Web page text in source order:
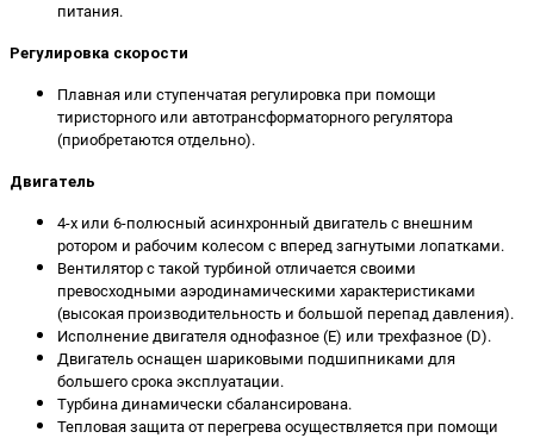
питания.
Регулировка скорости
Плавная или ступенчатая регулировка при помощи
тиристорного или автотрансформаторного регулятора
(приобретаются отдельно).
Двигатель
4-х или 6-полюсный асинхронный двигатель с внешним
ротором и рабочим колесом с вперед загнутыми лопатками.
Вентилятор с такой турбиной отличается своими
превосходными аэродинамическими характеристиками
(высокая производительность и большой перепад давления).
Исполнение двигателя однофазное (E) или трехфазное (D).
Двигатель оснащен шариковыми подшипниками для
большего срока эксплуатации.
Турбина динамически сбалансирована.
Тепловая защита от перегрева осуществляется при помощи